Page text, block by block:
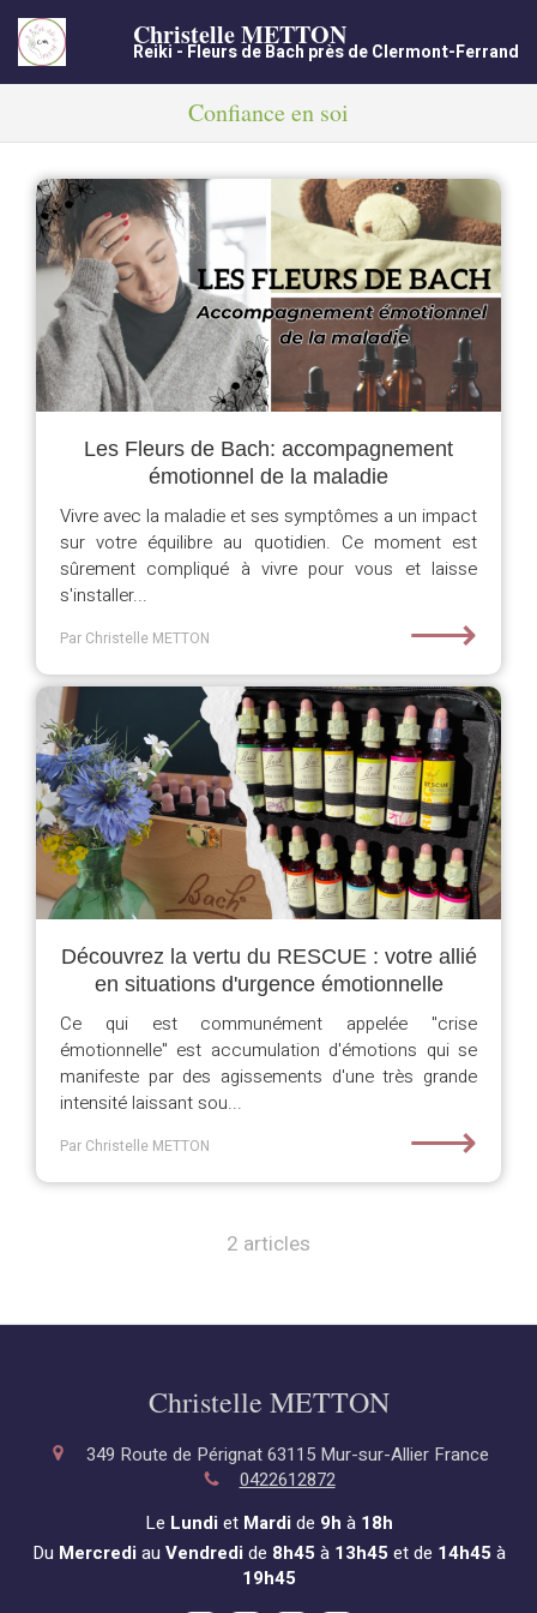
Christelle METTON
Reiki - Fleurs de Bach près de Clermont-Ferrand
Confiance en soi
Les Fleurs de Bach: accompagnement
émotionnel de la maladie
Vivre avec la maladie et ses symptômes a un impact
sur votre équilibre au quotidien. Ce moment est
sûrement compliqué à vivre pour vous et laisse
s'installer...
Par Christelle METTON ⟶
Découvrez la vertu du RESCUE : votre allié
en situations d'urgence émotionnelle
Ce qui est communément appelée "crise
émotionnelle" est accumulation d'émotions qui se
manifeste par des agissements d'une très grande
intensité laissant sou...
Par Christelle METTON ⟶
2 articles
Christelle METTON
349 Route de Pérignat 63115 Mur-sur-Allier France
0422612872
Le Lundiet Mardide 9h à 18h
Du Mercrediau Vendredide 8h45 à 13h45 et de 14h45 à
19h45